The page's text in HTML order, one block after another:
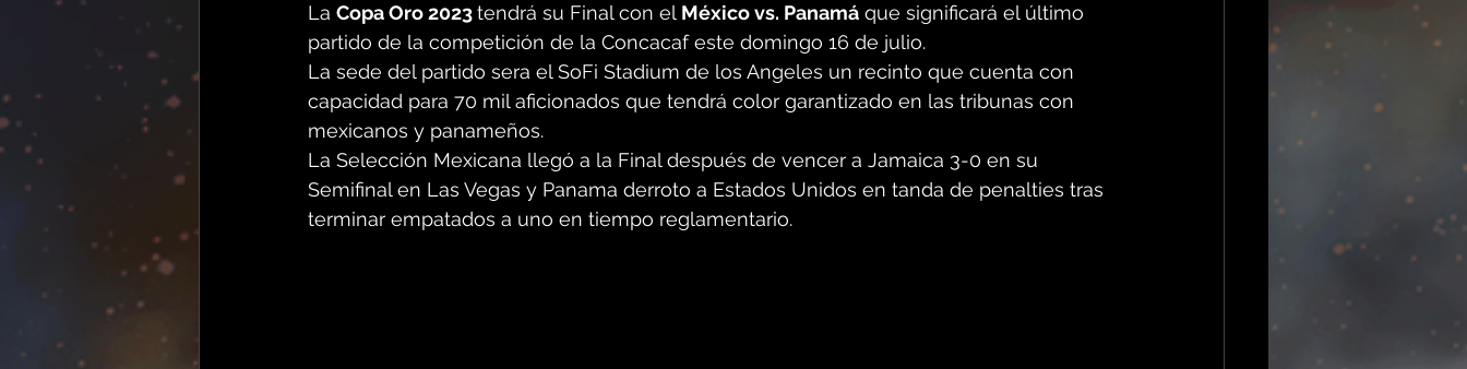
La Copa Oro 2023 tendrá su Final con el México vs. Panamá que significará el último
partido de la competición de la Concacaf este domingo 16 de julio.
La sede del partido sera el SoFi Stadium de los Angeles un recinto que cuenta con
capacidad para 70 mil aficionados que tendrá color garantizado en las tribunas con
mexicanos y panameños.
La Selección Mexicana llegó a la Final después de vencer a Jamaica 3-0 en su
Semifinal en Las Vegas y Panama derroto a Estados Unidos en tanda de penalties tras
terminar empatados a uno en tiempo reglamentario.